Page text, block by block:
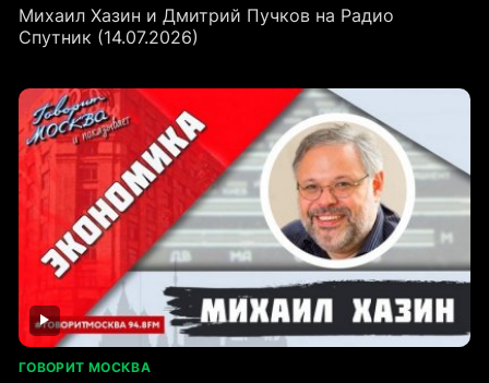
Михаил Хазин и Дмитрий Пучков на Радио
Спутник (14.07.2026)
ГОВОРИТ МОСКВА